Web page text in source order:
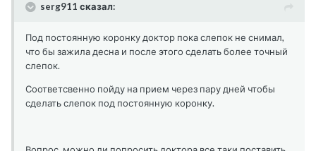
serg911 сказал:
Под постоянную коронку доктор пока слепок не снимал,
что бы зажила десна и после этого сделать более точный
слепок.
Соответсвенно пойду на прием через пару дней чтобы
сделать слепок под постоянную коронку.